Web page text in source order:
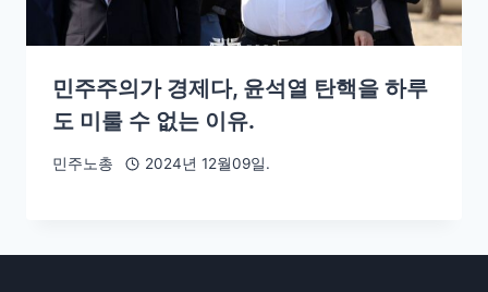
민주주의가 경제다, 윤석열 탄핵을 하루
도 미룰 수 없는 이유.
민주노총 2024년 12월09일.